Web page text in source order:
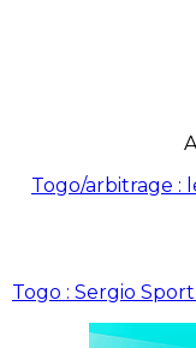
Togo/arbitrage :
Togo : Sergio